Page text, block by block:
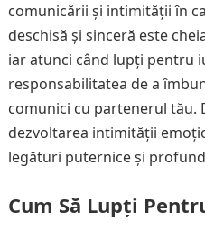
comunicării și intimității în
deschisă și sinceră este
iar atunci când lupți pentru
responsabilitatea de a
comunici cu partenerul tău.
dezvoltarea intimității
legături puternice și
Cum Să Lupți